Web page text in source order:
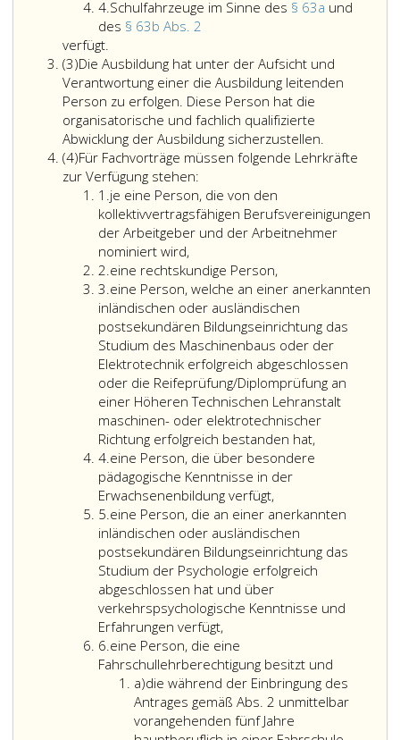
in
ist,
sind
darunter
zu
verstehen,
vom
sind.
der
Entscheidung
sind
die
zuständigen
gesetzlichen
der
Arbeitnehmer
hören.
ist
zu
erteilen,
über
im
Sinne
Paragraph
64
a,
Absatz
eins,,
3
4.Ziffer
4
Schulfahrzeuge im Sinne des § 63a und
des § 63b Abs. 2
Sinne
des
Paragraph
63
a
und
Paragraph
63
b,
2,
verfügt.
(3)Absatz
3
Die Ausbildung hat unter der Aufsicht und
Verantwortung einer die Ausbildung leitenden
Person zu erfolgen. Diese Person hat die
organisatorische und fachlich qualifizierte
Abwicklung der Ausbildung sicherzustellen.
(4)Absatz
4
Für Fachvorträge müssen folgende Lehrkräfte
zur Verfügung stehen:
1.Ziffer
eins
je eine Person, die von den
kollektivvertragsfähigen Berufsvereinigungen
der Arbeitgeber und der Arbeitnehmer
nominiert wird,
2.Ziffer
2
eine rechtskundige Person,
3.Ziffer
3
eine Person, welche an einer anerkannten
inländischen oder ausländischen
postsekundären Bildungseinrichtung das
Studium des Maschinenbaus oder der
Elektrotechnik erfolgreich abgeschlossen
oder die Reifeprüfung/Diplomprüfung an
einer Höheren Technischen Lehranstalt
maschinen- oder elektrotechnischer
Richtung erfolgreich bestanden hat,
4.Ziffer
4
eine Person, die über besondere
pädagogische Kenntnisse in der
Erwachsenenbildung verfügt,
5.Ziffer
5
eine Person, die an einer anerkannten
inländischen oder ausländischen
postsekundären Bildungseinrichtung das
Studium der Psychologie erfolgreich
abgeschlossen hat und über
verkehrspsychologische Kenntnisse und
Erfahrungen verfügt,
6.Ziffer
6
eine Person, die eine
Fahrschullehrberechtigung besitzt und
a)Litera
a
die während der Einbringung des
Antrages gemäß Abs. 2 unmittelbar
vorangehenden fünf Jahre